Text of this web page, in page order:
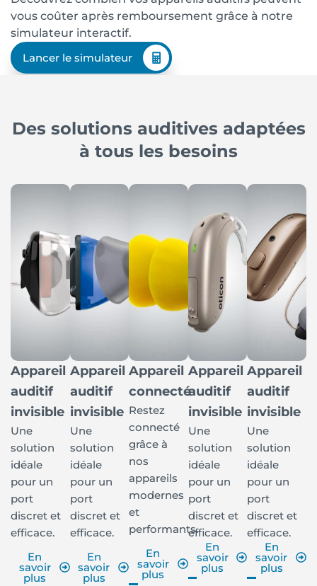
vous coûter après remboursement grâce à notre
simulateur interactif.
Lancer le simulateur
Des solutions auditives adaptées
à tous les besoins
Appareil
auditif
invisible
Une
solution
idéale
pour un
port
discret et
efficace.
En
savoir
plus
Appareil
auditif
invisible
Une
solution
idéale
pour un
port
discret et
efficace.
En
savoir
plus
Appareil
connecté
Restez
connecté
grâce à
nos
appareils
modernes
et
performants.
En
savoir
plus
Appareil
auditif
invisible
Une
solution
idéale
pour un
port
discret et
efficace.
En
savoir
plus
Appareil
auditif
invisible
Une
solution
idéale
pour un
port
discret et
efficace.
En
savoir
plus